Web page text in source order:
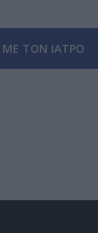
ΜΕ ΤΟΝ ΙΑΤΡΟ